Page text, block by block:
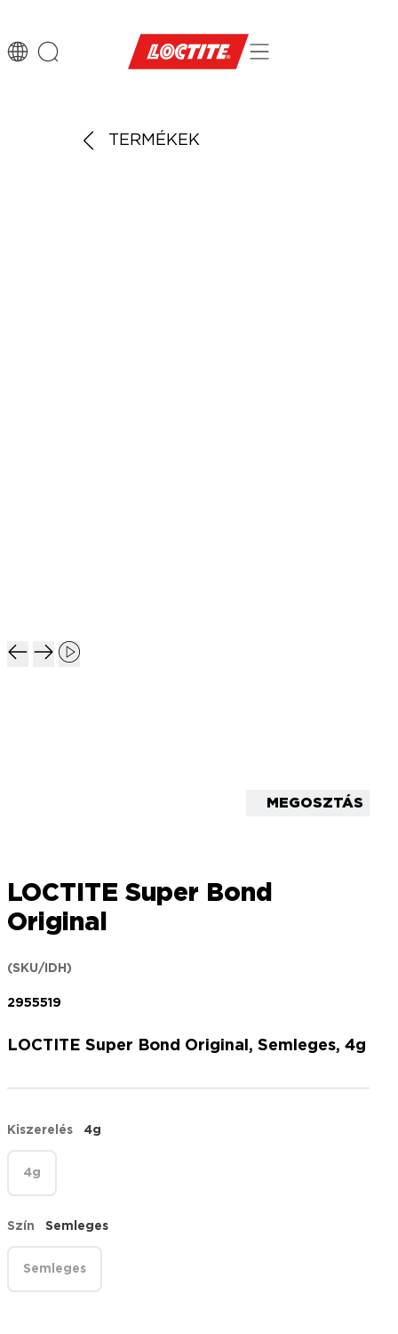
TERMÉKEK
MEGOSZTÁS
LOCTITE Super Bond
Original
(SKU/IDH)
2955519
LOCTITE Super Bond Original, Semleges, 4g
Kiszerelés 4g
4g
Szín Semleges
Semleges